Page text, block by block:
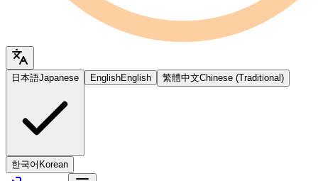
日本語Japanese EnglishEnglish 繁體中文Chinese (Traditional)
한국어 Korean